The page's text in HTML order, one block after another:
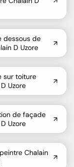
dessous de
D Uzore
sur toiture
Uzore
de façade
Uzore
Chalain